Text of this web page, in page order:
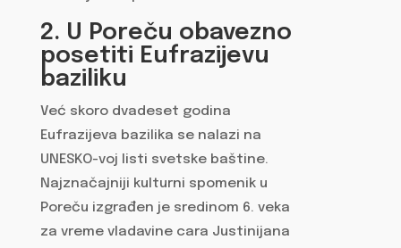
2. U Poreču obavezno
posetiti Eufrazijevu
baziliku
Već skoro dvadeset godina
Eufrazijeva bazilika se nalazi na
UNESKO-voj listi svetske baštine.
Najznačajniji kulturni spomenik u
Poreču izgrađen je sredinom 6. veka
za vreme vladavine cara Justinijana